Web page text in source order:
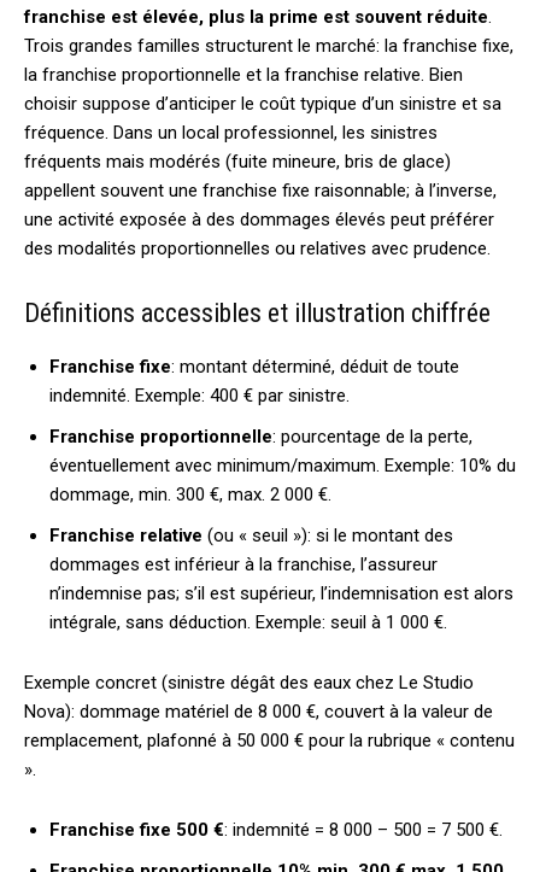
franchise est élevée, plus la prime est souvent réduite.
Trois grandes familles structurent le marché: la franchise fixe,
la franchise proportionnelle et la franchise relative. Bien
choisir suppose d’anticiper le coût typique d’un sinistre et sa
fréquence. Dans un local professionnel, les sinistres
fréquents mais modérés (fuite mineure, bris de glace)
appellent souvent une franchise fixe raisonnable; à l’inverse,
une activité exposée à des dommages élevés peut préférer
des modalités proportionnelles ou relatives avec prudence.
Définitions accessibles et illustration chiffrée
Franchise fixe: montant déterminé, déduit de toute
indemnité. Exemple: 400 € par sinistre.
Franchise proportionnelle: pourcentage de la perte,
éventuellement avec minimum/maximum. Exemple: 10% du
dommage, min. 300 €, max. 2 000 €.
Franchise relative (ou « seuil »): si le montant des
dommages est inférieur à la franchise, l’assureur
n’indemnise pas; s’il est supérieur, l’indemnisation est alors
intégrale, sans déduction. Exemple: seuil à 1 000 €.
Exemple concret (sinistre dégât des eaux chez Le Studio
Nova): dommage matériel de 8 000 €, couvert à la valeur de
remplacement, plafonné à 50 000 € pour la rubrique « contenu
».
Franchise fixe 500 €: indemnité = 8 000 – 500 = 7 500 €.